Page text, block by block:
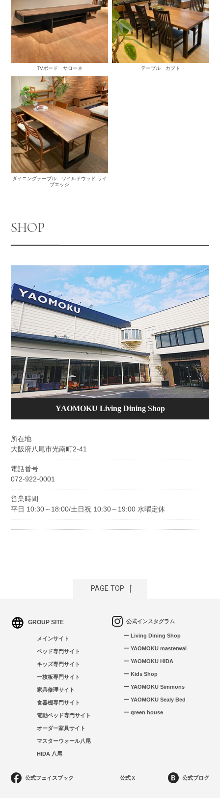
TVボード サローネ テーブル カブト
ダイニングテーブル ワイルドウッド ライ
ブエッジ
SHOP
YAOMOKU Living Dining Shop
所在地
大阪府八尾市光南町2-41
電話番号
072-922-0001
営業時間
平日 10:30～18:00/土日祝 10:30～19:00 水曜定休
GROUP SITE
メインサイト
ベッド専門サイト
キッズ専門サイト
一枚板専門サイト
家具修理サイト
食器棚専門サイト
電動ベッド専門サイト
オーダー家具サイト
マスターウォール八尾
HIDA 八尾
公式インスタグラム
ー Living Dining Shop
ー YAOMOKU masterwal
ー YAOMOKU HIDA
ー Kids Shop
ー YAOMOKU Simmons
ー YAOMOKU Sealy Bed
ー green house
公式フェイスブック 公式Ｘ 公式ブログ
PAGE TOP